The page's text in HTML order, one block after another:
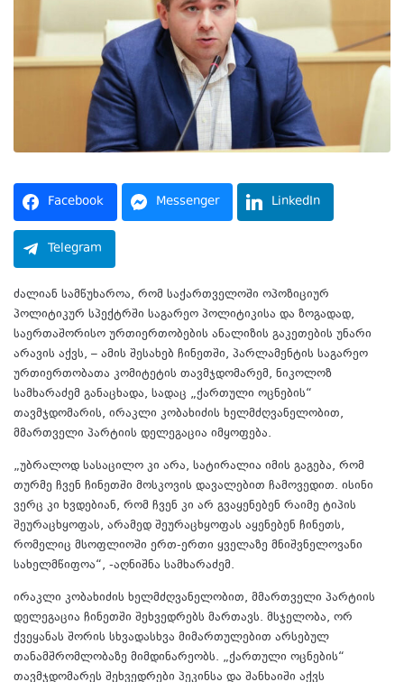
Facebook Messenger LinkedIn
Telegram
ძალიან სამწუხაროა, რომ საქართველოში ოპოზიციურ
პოლიტიკურ სპექტრში საგარეო პოლიტიკისა და ზოგადად,
საერთაშორისო ურთიერთობების ანალიზის გაკეთების უნარი
არავის აქვს, – ამის შესახებ ჩინეთში, პარლამენტის საგარეო
ურთიერთობათა კომიტეტის თავმჯდომარემ, ნიკოლოზ
სამხარაძემ განაცხადა, სადაც „ქართული ოცნების“
თავმჯდომარის, ირაკლი კობახიძის ხელმძღვანელობით,
მმართველი პარტიის დელეგაცია იმყოფება.
„უბრალოდ სასაცილო კი არა, სატირალია იმის გაგება, რომ
თურმე ჩვენ ჩინეთში მოსკოვის დავალებით ჩამოვედით. ისინი
ვერც კი ხვდებიან, რომ ჩვენ კი არ გვაყენებენ რაიმე ტიპის
შეურაცხყოფას, არამედ შეურაცხყოფას აყენებენ ჩინეთს,
რომელიც მსოფლიოში ერთ-ერთი ყველაზე მნიშვნელოვანი
სახელმწიფოა“, -აღნიშნა სამხარაძემ.
ირაკლი კობახიძის ხელმძღვანელობით, მმართველი პარტიის
დელეგაცია ჩინეთში შეხვედრებს მართავს. მსჯელობა, ორ
ქვეყანას შორის სხვადასხვა მიმართულებით არსებულ
თანამშრომლობაზე მიმდინარეობს. „ქართული ოცნების“
თავმჯდომარეს შეხვედრები პეკინსა და შანხაიში აქვს